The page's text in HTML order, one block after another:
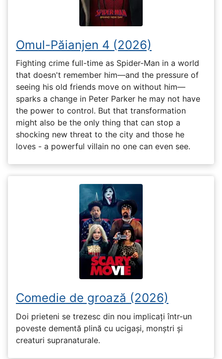
Omul-Păianjen 4 (2026)
Fighting crime full-time as Spider-Man in a world
that doesn't remember him—and the pressure of
seeing his old friends move on without him—
sparks a change in Peter Parker he may not have
the power to control. But that transformation
might also be the only thing that can stop a
shocking new threat to the city and those he
loves - a powerful villain no one can even see.
Comedie de groază (2026)
Doi prieteni se trezesc din nou implicați într-un
poveste dementă plină cu ucigași, monștri și
creaturi supranaturale.